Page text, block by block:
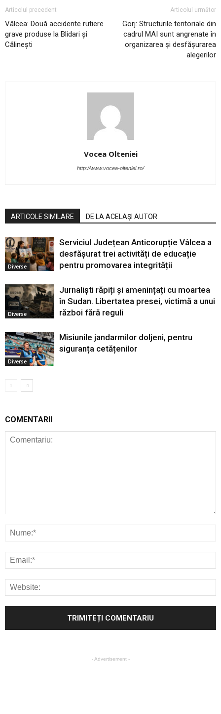
Articolul precedent
Vâlcea: Două accidente rutiere
grave produse la Blidari și
Călinești
Articolul următor
Gorj: Structurile teritoriale din
cadrul MAI sunt angrenate în
organizarea și desfășurarea
alegerilor
Vocea Olteniei
http://www.vocea-olteniei.ro/
ARTICOLE SIMILARE DE LA ACELAȘI AUTOR
Diverse
Serviciul Județean Anticorupție Vâlcea a
desfășurat trei activități de educație
pentru promovarea integrității
Diverse
Jurnaliști răpiți și amenințați cu moartea
în Sudan. Libertatea presei, victimă a unui
război fără reguli
Diverse
Misiunile jandarmilor doljeni, pentru
siguranța cetățenilor
COMENTARII
- Advertisement -